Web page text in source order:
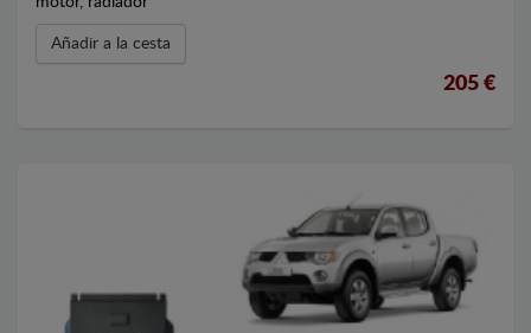
Añadir a la cesta
205 €